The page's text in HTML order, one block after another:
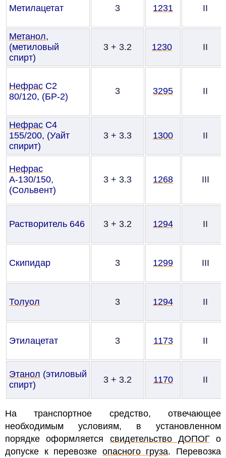
Метилацетат 3 1231 II
Метанол,
(метиловый
спирт)
3 + 3.2 1230 II
Нефрас С2
80/120, (БР-2)
3 3295 II
Нефрас С4
155/200, (Уайт
спирит)
3 + 3.3 1300 II
Нефрас
А-130/150,
(Сольвент)
3 + 3.3 1268 III
Растворитель 646 3 + 3.2 1294 II
Скипидар 3 1299 III
Толуол 3 1294 II
Этилацетат 3 1173 II
Этанол (этиловый
спирт)
3 + 3.2 1170 II
На транспортное средство, отвечающее
необходимым условиям, в установленном
порядке оформляется свидетельство ДОПОГо
допуске к перевозке опасного груза. Перевозка